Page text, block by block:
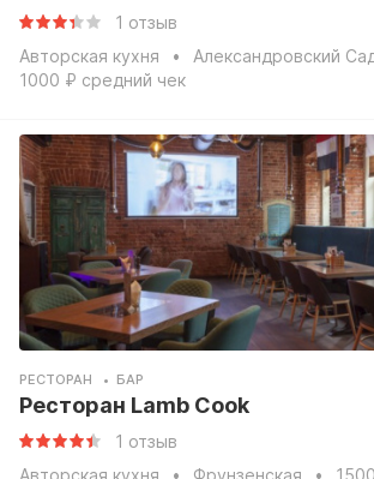
1 отзыв
Авторская кухня
Александровский
1000 ₽ средний чек
РЕСТОРАН БАР
Ресторан Lamb Cook
1 отзыв
Авторская кухня
Фрунзенская